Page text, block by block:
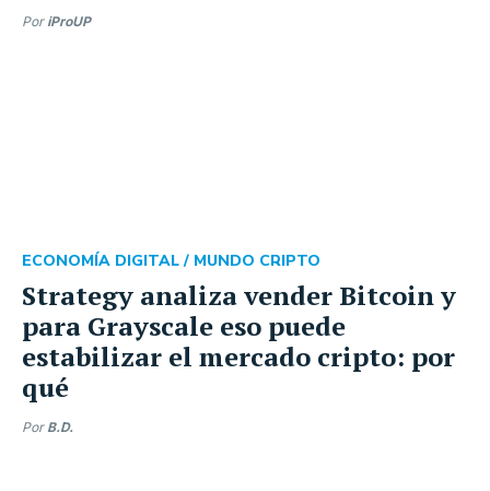
Por iProUP
Strategy analiza vender Bitcoin y
para Grayscale eso puede
estabilizar el mercado cripto: por
qué
ECONOMÍA DIGITAL / MUNDO CRIPTO
Por B.D.